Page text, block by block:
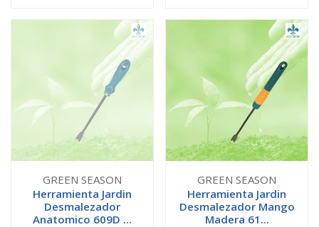
GREEN SEASON
Herramienta Jardin
Desmalezador
Anatomico 609D ...
GREEN SEASON
Herramienta Jardin
Desmalezador Mango
Madera 61...